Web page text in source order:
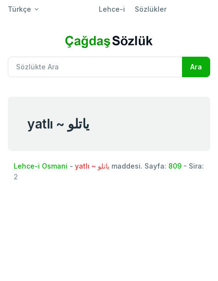
Türkçe Lehce-i Sözlükler
yatlı ~ یاتلو
Lehce-i Osmani - yatlı ~ یاتلو maddesi. Sayfa: 809 - Sira:
2